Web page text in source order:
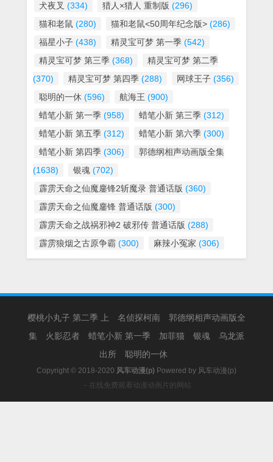
犬夜叉 (334) 猎人×猎人 重制版 (296)
猫和老鼠 (280) 猫和老鼠<50周年纪念版> (286)
福星小子 (438) 精灵宝可梦 第一季 (542)
精灵宝可梦 第三季 (368)
精灵宝可梦 第二季
(370)
精灵宝可梦 第四季 (288) 网球王子 (356)
聪明的一休 (596) 航海王 (900)
蜡笔小新 第一季 (958) 蜡笔小新 第三季 (312)
蜡笔小新 第五季 (312) 蜡笔小新 第六季 (300)
蜡笔小新 第四季 (306)
郭德纲相声动画版全集
(1638)
银魂 (702)
霹雳天命之仙魔鏖锋2斩魔录 普通话版 (360)
霹雳天命之仙魔鏖锋 普通话版 (300)
霹雳天命之战祸邪神2 破邪传 普通话版 (288)
霹雳狼烟之古原争霸 (300) 麻辣小冤家 (306)
樱桃小丸子 第二季 上 名侦探柯南
郭德纲相声动画版全
集
火影忍者 蜡笔小新 第一季 加菲猫 银魂
乌龙派
出所
聪明的一休
Copyright © 2018-2020 风车动漫(p) Powered by 风车动漫(p)
－在线免费观看动漫动画片的网站